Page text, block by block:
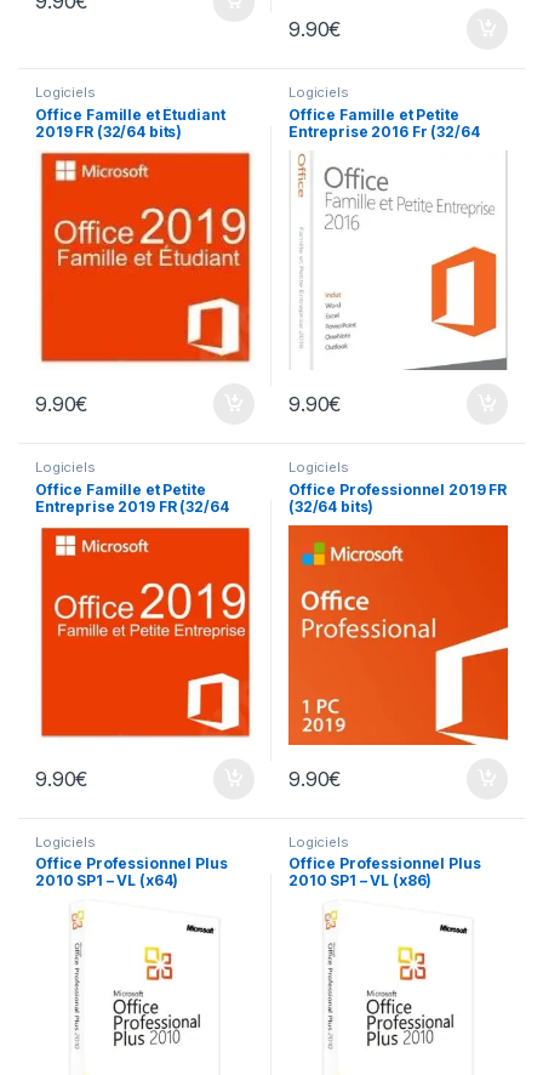
9.90€
Logiciels
Office Famille et Étudiant
2019 FR (32/64 bits)
9.90€
Logiciels
Office Famille et Petite
Entreprise 2016 Fr (32/64
bits)
9.90€
Logiciels
Office Famille et Petite
Entreprise 2019 FR (32/64
bits)
9.90€
Logiciels
Office Professionnel 2019 FR
(32/64 bits)
9.90€
Logiciels
Office Professionnel Plus
2010 SP1 – VL (x64)
Logiciels
Office Professionnel Plus
2010 SP1 – VL (x86)